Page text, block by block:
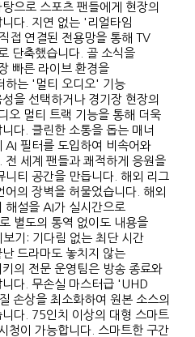
으로 스포츠 팬들에게 현장의
다. 지연 없는 '리얼타임
접 연결된 전용망을 통해 TV
단축했습니다. 골 소식을
빠른 라이브 환경을
하는 '멀티 오디오' 기능
을 선택하거나 경기장 현장의
오 멀티 트랙 기능을 통해 더욱
다. 클린한 소통을 돕는 매너
AI 필터를 도입하여 비속어와
전 세계 팬들과 쾌적하게 응원을
니티 공간을 만듭니다. 해외 리그
어의 장벽을 허물었습니다. 해외
해설을 AI가 실시간으로
별도의 통역 없이도 내용을
기: 기다림 없는 최단 시간
드라마도 놓치지 않는
의 전문 운영팀은 방송 종료와
다. 무손실 마스터급 'UHD
손상을 최소화하여 원본 소스의
다. 75인치 이상의 대형 스마트
청이 가능합니다. 스마트한 구간